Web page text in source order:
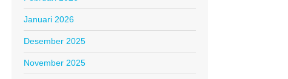
Januari 2026
Desember 2025
November 2025